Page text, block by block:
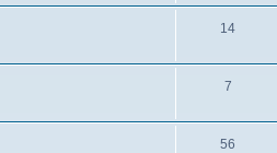
14
7
56